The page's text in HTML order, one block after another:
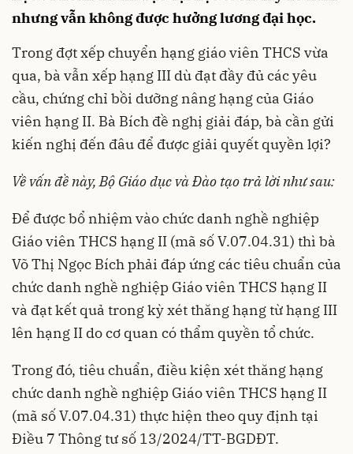
nhưng vẫn không được hưởng lương đại học.
Trong đợt xếp chuyển hạng giáo viên THCS vừa
qua, bà vẫn xếp hạng III dù đạt đầy đủ các yêu
cầu, chứng chỉ bồi dưỡng nâng hạng của Giáo
viên hạng II. Bà Bích đề nghị giải đáp, bà cần gửi
kiến nghị đến đâu để được giải quyết quyền lợi?
Về vấn đề này, Bộ Giáo dục và Đào tạo trả lời như sau:
Để được bổ nhiệm vào chức danh nghề nghiệp
Giáo viên THCS hạng II (mã số V.07.04.31) thì bà
Võ Thị Ngọc Bích phải đáp ứng các tiêu chuẩn của
chức danh nghề nghiệp Giáo viên THCS hạng II
và đạt kết quả trong kỳ xét thăng hạng từ hạng III
lên hạng II do cơ quan có thẩm quyền tổ chức.
Trong đó, tiêu chuẩn, điều kiện xét thăng hạng
chức danh nghề nghiệp Giáo viên THCS hạng II
(mã số V.07.04.31) thực hiện theo quy định tại
Điều 7 Thông tư số 13/2024/TT-BGDĐT.